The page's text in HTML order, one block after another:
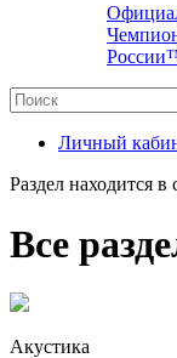
Личный
Раздел находится в
Все
Акустика